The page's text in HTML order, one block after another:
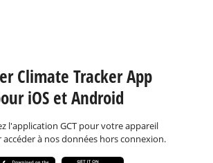
Climate Tracker App
iOS et Android
l'application GCT pour votre appareil
à nos données hors connexion.